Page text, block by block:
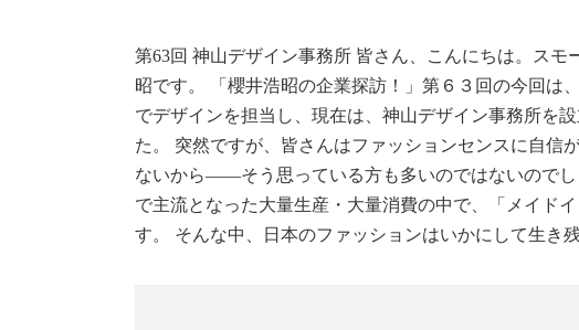
第63回 神山デザイン事務所 皆さん、こんにちは。ス
昭です。 「櫻井浩昭の企業探訪！」第６３回の今回は
でデザインを担当し、現在は、神山デザイン事務所を
た。 突然ですが、皆さんはファッションセンスに自信
ないから――そう思っている方も多いのではないので
で主流となった大量生産・大量消費の中で、「メイド
す。 そんな中、日本のファッションはいかにして生き